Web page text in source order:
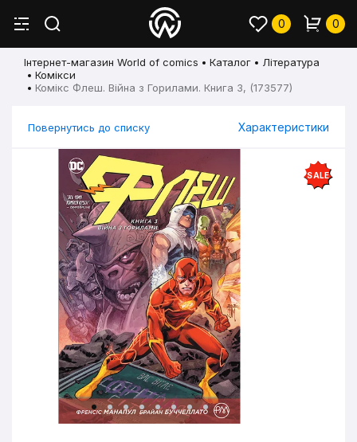
0 0
Інтернет-магазин World of comics Каталог
Література
Комікси
Комікс Флеш. Війна з Горилами. Книга 3, (173577)
Повернутись до списку Характеристики
SALE